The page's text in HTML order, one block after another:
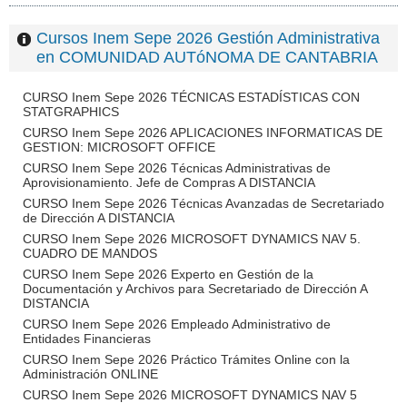
Cursos Inem Sepe 2026 Gestión Administrativa
en COMUNIDAD AUTóNOMA DE CANTABRIA
CURSO Inem Sepe 2026 TÉCNICAS ESTADÍSTICAS CON
STATGRAPHICS
CURSO Inem Sepe 2026 APLICACIONES INFORMATICAS DE
GESTION: MICROSOFT OFFICE
CURSO Inem Sepe 2026 Técnicas Administrativas de
Aprovisionamiento. Jefe de Compras A DISTANCIA
CURSO Inem Sepe 2026 Técnicas Avanzadas de Secretariado
de Dirección A DISTANCIA
CURSO Inem Sepe 2026 MICROSOFT DYNAMICS NAV 5.
CUADRO DE MANDOS
CURSO Inem Sepe 2026 Experto en Gestión de la
Documentación y Archivos para Secretariado de Dirección A
DISTANCIA
CURSO Inem Sepe 2026 Empleado Administrativo de
Entidades Financieras
CURSO Inem Sepe 2026 Práctico Trámites Online con la
Administración ONLINE
CURSO Inem Sepe 2026 MICROSOFT DYNAMICS NAV 5